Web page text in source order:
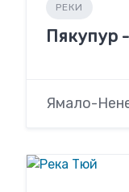
РЕКИ
Пякупур
Ямало-